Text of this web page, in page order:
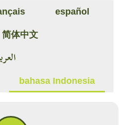
español
简体中文
bahasa Indonesia